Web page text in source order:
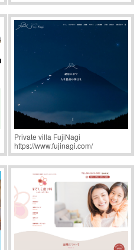
Private villa FujiNagi
https://www.fujinagi.com/